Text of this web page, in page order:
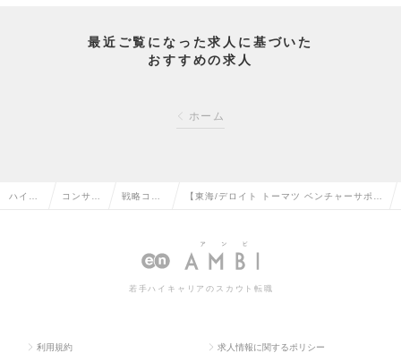
最近ご覧になった求人に基づいた
おすすめの求人
ホーム
ハイク コンサル 戦略コン
トの転職
【東海/デロイト トーマツ ベンチャーサポー
タートアップ支援の求人情報
若手ハイキャリアのスカウト転職
利用規約 求人情報に関するポリシー